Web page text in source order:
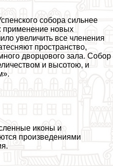
собора сильнее
применение новых
увеличить все члeнения
прострaнcтво,
дворцового зала. Собор
и высотою, и
иконы и
произведениями